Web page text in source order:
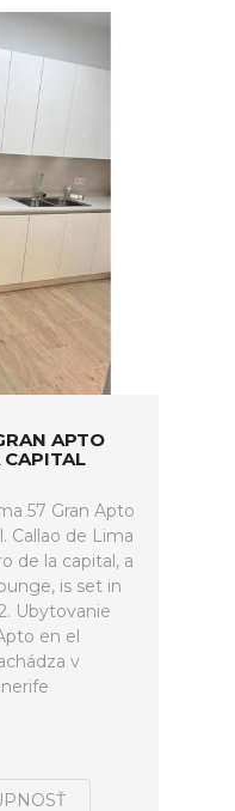
APTO
CAPITAL
57 Gran Apto
Callao de Lima
de la capital, a
is set in
Ubytovanie
en el
v